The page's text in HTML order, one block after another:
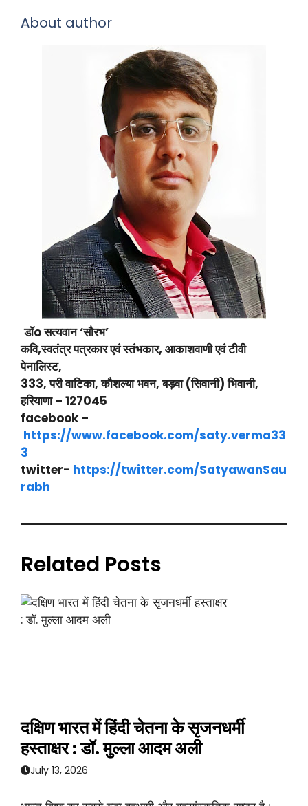
About author
डॉo सत्यवान ‘सौरभ’
कवि,स्वतंत्र पत्रकार एवं स्तंभकार, आकाशवाणी एवं टीवी
पेनालिस्ट,
333, परी वाटिका, कौशल्या भवन, बड़वा (सिवानी) भिवानी,
हरियाणा – 127045
facebook –
https://www.facebook.com/saty.verma33
3
twitter- https://twitter.com/SatyawanSau
rabh
Related Posts
दक्षिण भारत में हिंदी चेतना के सृजनधर्मी
हस्ताक्षर : डॉ. मुल्ला आदम अली
July 13, 2026